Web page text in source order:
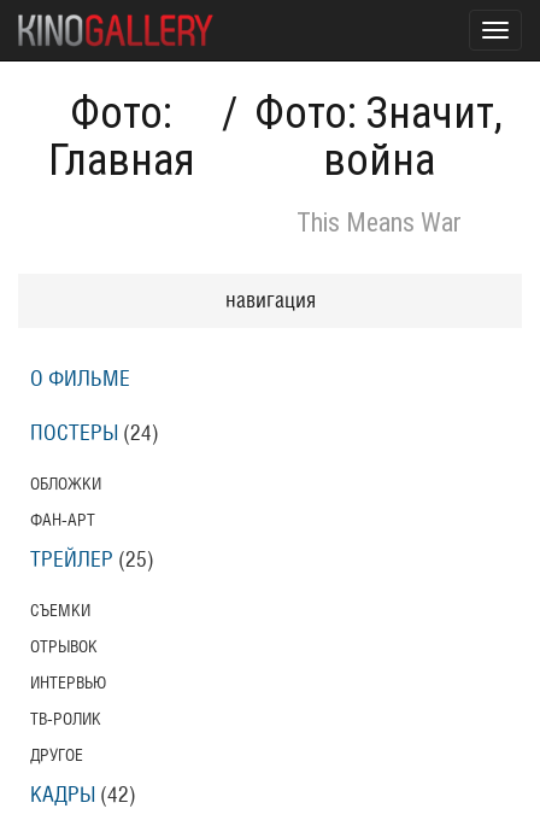
Фото:
Главная
/ Фото: Значит,
война
This Means War
навигация
О ФИЛЬМЕ
ПОСТЕРЫ (24)
ОБЛОЖКИ
ФАН-АРТ
ТРЕЙЛЕР (25)
СЪЕМКИ
ОТРЫВОК
ИНТЕРВЬЮ
ТВ-РОЛИК
ДРУГОЕ
КАДРЫ (42)